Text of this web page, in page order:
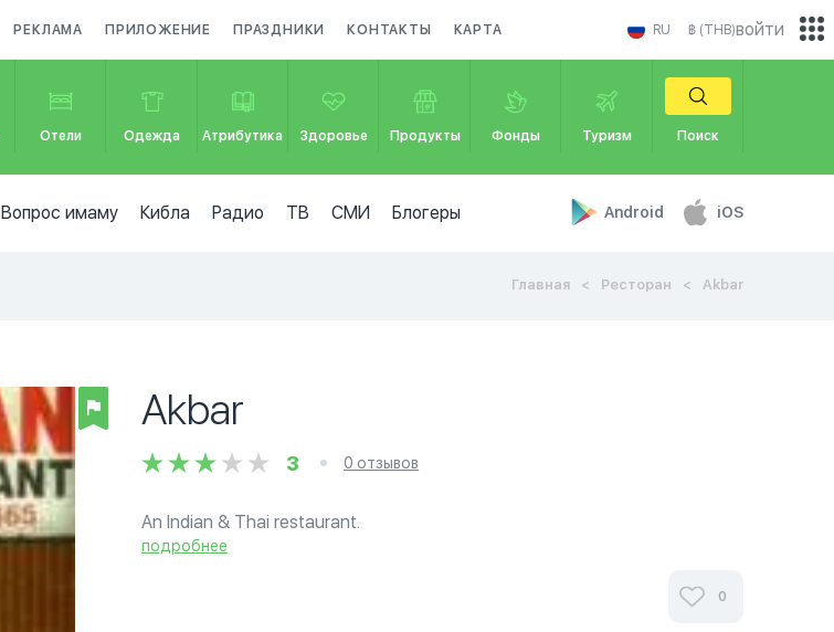
РЕКЛАМА ПРИЛОЖЕНИЕ ПРАЗДНИКИ КОНТАКТЫ КАРТА RU ฿ (THB)
Отели Одежда Атрибутика Здоровье Продукты Фонды Туризм Поиск
Вопрос имаму Кибла Радио ТВ СМИ Блогеры Android iOS
войти
Главная Ресторан Akbar
Akbar
3 0 отзывов
An Indian & Thai restaurant.
подробнее
0